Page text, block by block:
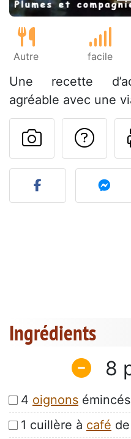
Autre facile
Une recette
agréable avec une
Publier
Ingrédients
8
4 oignons émincés
1 cuillère à café